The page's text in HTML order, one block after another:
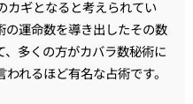
カギとなると考えられてい
の運命数を導き出したその数
多くの方がカバラ数秘術に
れるほど有名な占術です。